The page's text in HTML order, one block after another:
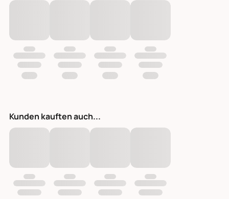
Duftstäbchen Illume
Kunden kauften auch...